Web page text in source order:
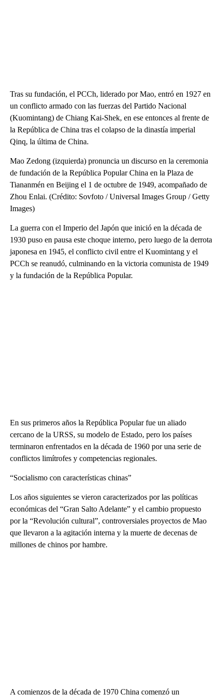
Tras su fundación, el PCCh, liderado por Mao, entró en 1927 en
un conflicto armado con las fuerzas del Partido Nacional
(Kuomintang) de Chiang Kai-Shek, en ese entonces al frente de
la República de China tras el colapso de la dinastía imperial
Qinq, la última de China.
Mao Zedong (izquierda) pronuncia un discurso en la ceremonia
de fundación de la República Popular China en la Plaza de
Tiananmén en Beijing el 1 de octubre de 1949, acompañado de
Zhou Enlai. (Crédito: Sovfoto / Universal Images Group / Getty
Images)
La guerra con el Imperio del Japón que inició en la década de
1930 puso en pausa este choque interno, pero luego de la derrota
japonesa en 1945, el conflicto civil entre el Kuomintang y el
PCCh se reanudó, culminando en la victoria comunista de 1949
y la fundación de la República Popular.
En sus primeros años la República Popular fue un aliado
cercano de la URSS, su modelo de Estado, pero los países
terminaron enfrentados en la década de 1960 por una serie de
conflictos limítrofes y competencias regionales.
“Socialismo con características chinas”
Los años siguientes se vieron caracterizados por las políticas
económicas del “Gran Salto Adelante” y el cambio propuesto
por la “Revolución cultural”, controversiales proyectos de Mao
que llevaron a la agitación interna y la muerte de decenas de
millones de chinos por hambre.
A comienzos de la década de 1970 China comenzó un